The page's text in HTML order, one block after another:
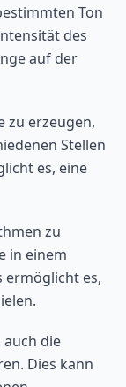
Ton
des
auf der
zu erzeugen,
Stellen
es, eine
zu
in einem
ermöglicht es,
auch die
Dies kann